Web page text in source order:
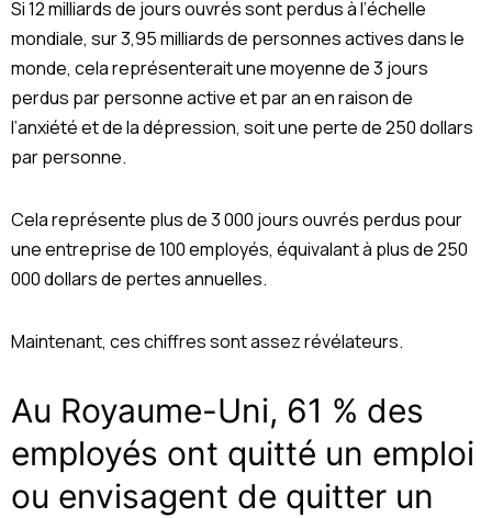
Si 12 milliards de jours ouvrés sont perdus à l’échelle
mondiale, sur 3,95 milliards de personnes actives dans le
monde, cela représenterait une moyenne de 3 jours
perdus par personne active et par an en raison de
l’anxiété et de la dépression, soit une perte de 250 dollars
par personne.
Cela représente plus de 3 000 jours ouvrés perdus pour
une entreprise de 100 employés, équivalant à plus de 250
000 dollars de pertes annuelles.
Maintenant, ces chiffres sont assez révélateurs.
Au Royaume-Uni, 61 % des
employés ont quitté un emploi
ou envisagent de quitter un